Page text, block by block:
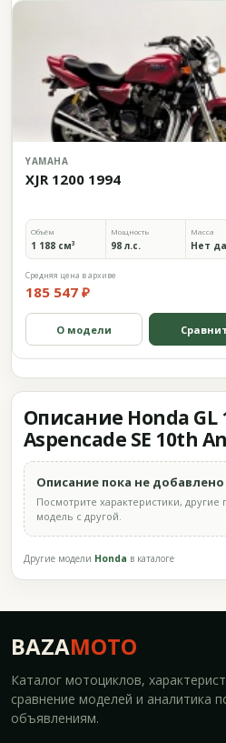
YAMAHA
XJR 1200 1994
Объём
1 188 см³
Мощность
98 л.с.
Масса
Нет
Средняя цена в архиве
185 547 ₽
О модели
Описание Honda GL
Aspencade SE 10th
Описание пока не добавлено
Посмотрите характеристики, другие
модель с другой.
Другие модели Honda в каталоге
BAZAMOTO
Каталог мотоциклов,
сравнение моделей и аналитика
объявлениям.